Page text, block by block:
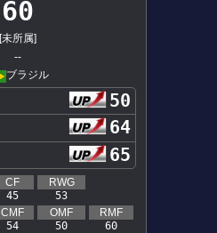
60
[未所属]
--
ブラジル
50
64
65
CF
45
RWG
53
CMF
54
OMF
50
RMF
60